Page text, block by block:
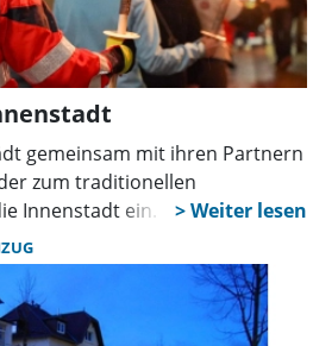
gemeinsam mit ihren Partnern
zum traditionellen
Innenstadt ein. Die
beginnt am Freitag, den 7.
einer Andacht in der